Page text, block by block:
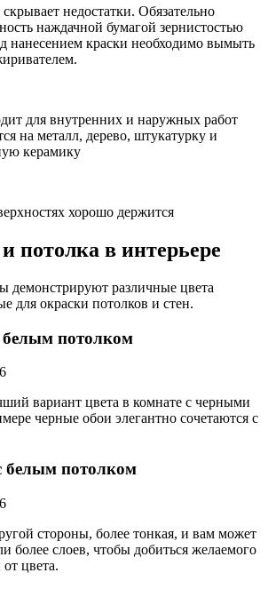
недостатки. Обязательно
наждачной бумагой зернистостью
нанесением краски необходимо вымыть
для внутренних и наружных работ
на металл, дерево, штукатурку и
керамику
хорошо держится
потолка в интерьере
различные цвета
для окраски потолков и стен.
потолком
вариант цвета в комнате с черными
черные обои элегантно сочетаются с
белым потолком
стороны, более тонкая, и вам может
более слоев, чтобы добиться желаемого
цвета.